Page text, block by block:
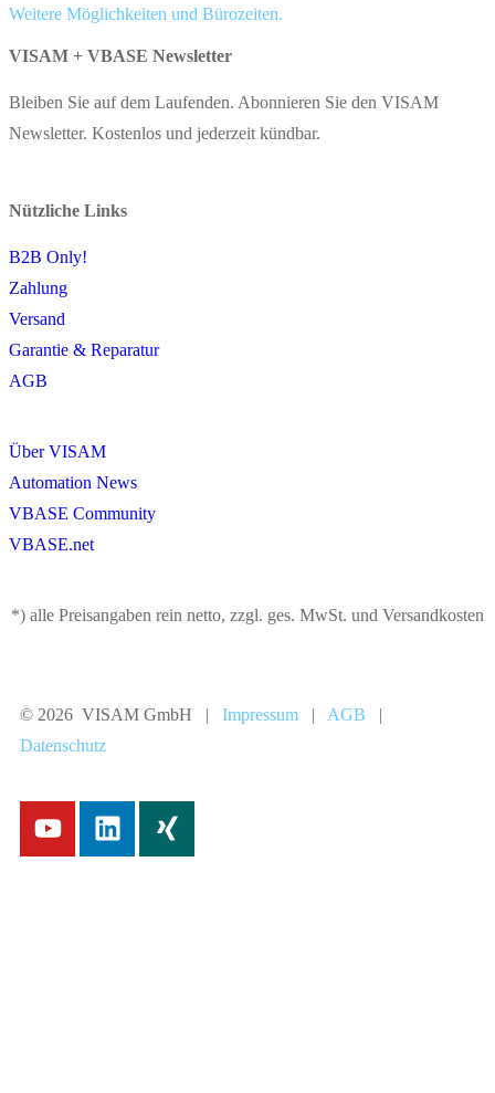
Weitere Möglichkeiten und Bürozeiten.
VISAM + VBASE Newsletter
Bleiben Sie auf dem Laufenden. Abonnieren Sie den VISAM
Newsletter. Kostenlos und jederzeit kündbar.
Nützliche Links
B2B Only!
Zahlung
Versand
Garantie & Reparatur
AGB
Über VISAM
Automation News
VBASE Community
VBASE.net
*) alle Preisangaben rein netto, zzgl. ges. MwSt. und Versandkosten
© 2026 VISAM GmbH | Impressum | AGB |
Datenschutz